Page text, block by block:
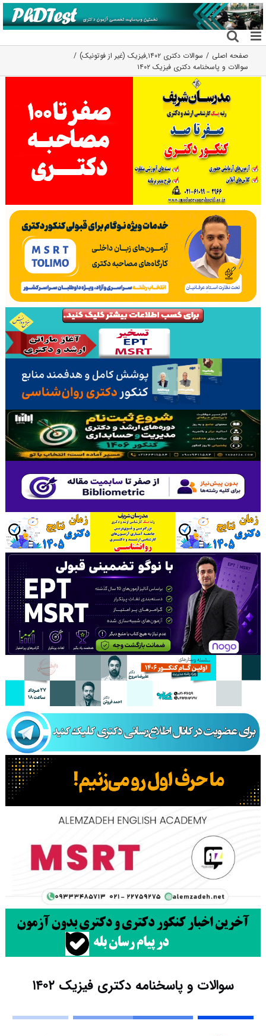
رفتن
به
محتوا
صفحه اصلی سوالات دکتری ۱۴۰۲ ,فیزیک (غیر از فوتونیک)
سوالات و پاسخنامه دکتری فیزیک ۱۴۰۲
سوالات و پاسخنامه دکتری فیزیک ۱۴۰۲